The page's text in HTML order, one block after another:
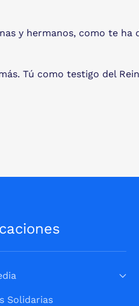
y hermanos, como te
Tú como testigo del
Solidarias